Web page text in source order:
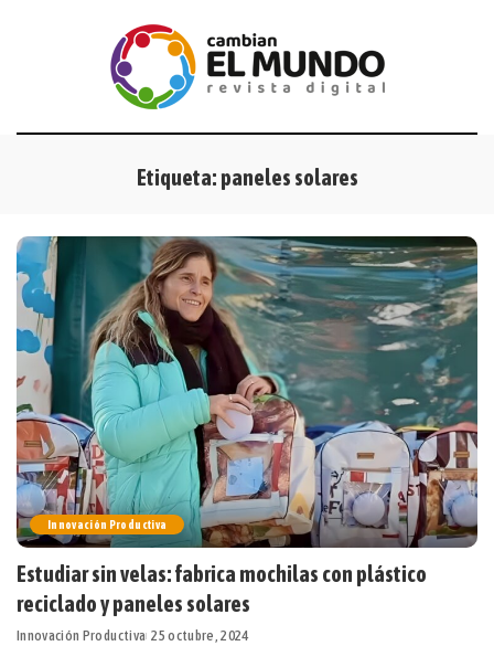
Etiqueta:paneles solares
Innovación Productiva
Estudiar sin velas: fabrica mochilas con plástico
reciclado y paneles solares
Innovación Productiva 25 octubre, 2024